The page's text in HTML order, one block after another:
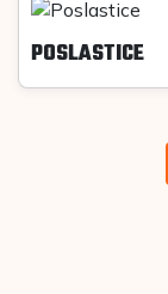
POSLASTICE